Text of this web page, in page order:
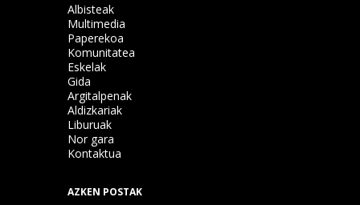
Albisteak
Multimedia
Paperekoa
Komunitatea
Eskelak
Gida
Argitalpenak
Aldizkariak
Liburuak
Nor gara
Kontaktua
AZKEN POSTAK